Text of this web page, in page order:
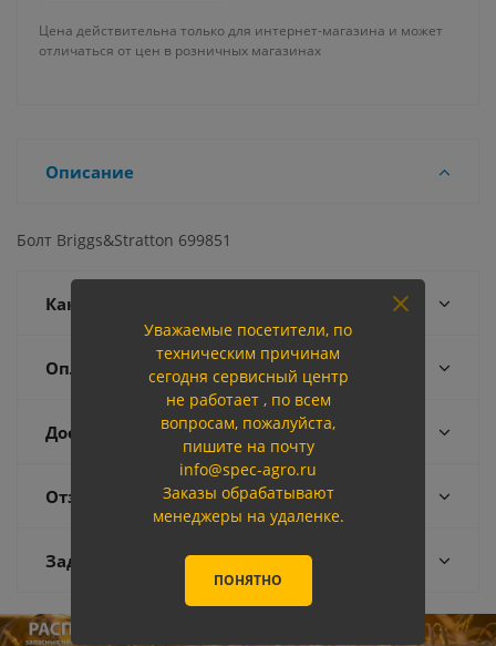
Цена действительна только для интернет-магазина и может
отличаться от цен в розничных магазинах
Описание
Болт Briggs&Stratton 699851
Как купить
Оплата
Доставка
Отзывы
Задать вопрос
Уважаемые посетители, по
техническим причинам
сегодня сервисный центр
не работает , по всем
вопросам, пожалуйста,
пишите на почту
info@spec-agro.ru
Заказы обрабатывают
менеджеры на удаленке.
ПОНЯТНО